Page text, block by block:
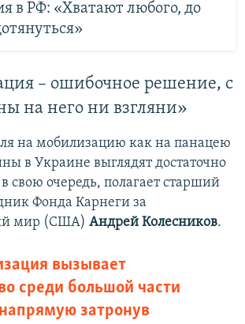
в РФ: «Хватают любого, до
– ошибочное решение, с
на него ни взгляни»
на мобилизацию как на панацею
в Украине выглядят достаточно
свою очередь, полагает старший
Фонда Карнеги за
мир (США) Андрей Колесников.
вызывает
среди большой части
затронув